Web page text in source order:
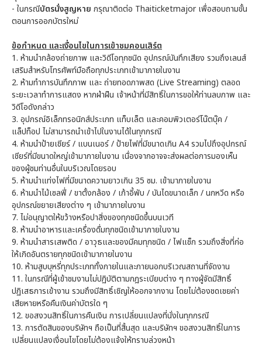
- ในกรณีบัตรนั่งสูญหาย กรุณาติดต่อ Thaiticketmajor เพื่อสอบถามขั้น
ตอนการออกบัตรใหม่
ข้อกำหนด และเงื่อนไขในการเข้าชมคอนเสิร์ต
1. ห้ามนำกล้องถ่ายภาพ และวิดีโอทุกชนิด อุปกรณ์บันทึกเสียง รวมถึงเลนส์
เสริมสำหรับโทรศัพท์มือถือทุกประเภทเข้ามาภายในงาน
2. ห้ามทำการบันทึกภาพ และ ถ่ายทอดภาพสด (Live Streaming) ตลอด
ระยะเวลาทำการแสดง หากฝ่าฝืน เจ้าหน้าที่มีสิทธิ์ในการขอให้ท่านลบภาพ และ
วิดีโอดังกล่าว
3. อุปกรณ์อิเล็กทรอนิกส์ประเภท แท็บเล็ต และคอมพิวเตอร์โน๊ตบุ๊ค /
แล็ปท็อป ไม่สามารถนำเข้าไปในงานได้ในทุกกรณี
4. ห้ามนำป้ายเชียร์ / แบนเนอร์ / ป้ายไฟที่มีขนาดเกิน A4 รวมไปถึงอุปกรณ์
เชียร์ที่มีขนาดใหญ่เข้ามาภายในงาน เนื่องจากอาจจะส่งผลต่อการมองเห็น
ของผู้ชมท่านอื่นในบริเวณโดยรอบ
5. ห้ามนำแท่งไฟที่มีขนาดความยาวเกิน 35 ซม. เข้ามาภายในงาน
6. ห้ามนำไม้เซลฟี่ / ขาตั้งกล้อง / เก้าอี้พับ / บันไดขนาดเล็ก / นกหวีด หรือ
อุปกรณ์ขยายเสียงต่าง ๆ เข้ามาภายในงาน
7. ไม่อนุญาตให้ขว้างหรือปาสิ่งของทุกชนิดขึ้นบนเวที
8. ห้ามนำอาหารและเครื่องดื่มทุกชนิดเข้ามาภายในงาน
9. ห้ามนำสารเสพติด / อาวุธและของมีคมทุกชนิด / ไฟแช็ก รวมถึงสิ่งที่ก่อ
ให้เกิดอันตรายทุกชนิดเข้ามาภายในงาน
10. ห้ามสูบบุหรี่ทุกประเภททั้งภายในและภายนอกบริเวณสถานที่จัดงาน
11. ในกรณีที่ผู้เข้าชมงานไม่ปฏิบัติตามกฎระเบียบต่าง ๆ ทางผู้จัดมีสิทธิ์
ปฏิเสธการเข้างาน รวมถึงมีสิทธิ์เชิญให้ออกจากงาน โดยไม่ต้องชดเชยค่า
เสียหายหรือคืนเงินค่าบัตรใด ๆ
12. ขอสงวนสิทธิ์ในการคืนเงิน การเปลี่ยนแปลงที่นั่งในทุกกรณี
13. การตัดสินของบริษัทฯ ถือเป็นที่สิ้นสุด และบริษัทฯ ขอสงวนสิทธิ์ในการ
เปลี่ยนแปลงเงื่อนไขโดยไม่ต้องแจ้งให้ทราบล่วงหน้า